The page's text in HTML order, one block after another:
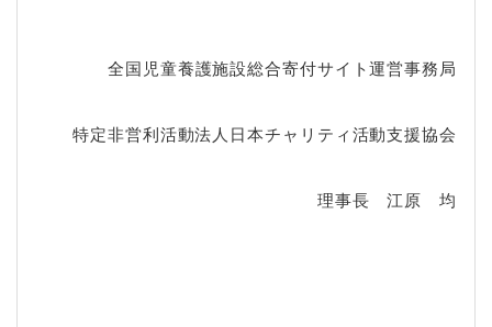
全国児童養護施設総合寄付サイト運営事務局
特定非営利活動法人日本チャリティ活動支援協会
理事長 江原 均